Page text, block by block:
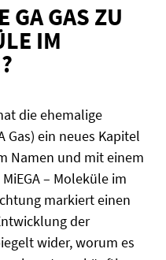
GA GAS ZU
IM
die ehemalige
Gas) ein neues Kapitel
Namen und mit einem
– Moleküle im
markiert einen
der
wider, worum es